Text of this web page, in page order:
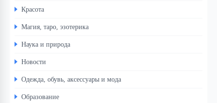
Красота
Магия, таро, эзотерика
Наука и природа
Новости
Одежда, обувь, аксессуары и мода
Образование